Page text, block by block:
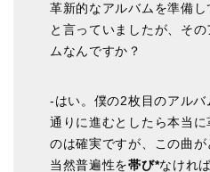
革新的なアルバムを準備
と言っていましたが、そ
ムなんですか？
-はい。僕の2枚目のアルバ
通りに進むとしたら本当
のは確実ですが、この曲
当然普遍性を帯び*なけれ